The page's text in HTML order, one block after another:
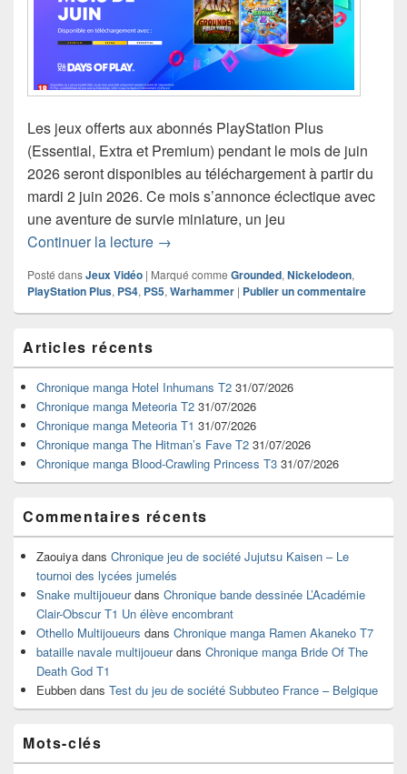
Les jeux offerts aux abonnés PlayStation Plus
(Essential, Extra et Premium) pendant le mois de juin
2026 seront disponibles au téléchargement à partir du
mardi 2 juin 2026. Ce mois s’annonce éclectique avec
une aventure de survie miniature, un jeu
Continuer la lecture PlayStation Plus – les jeux gratuits
→
Posté dansJeux Vidéo | Marqué comme Grounded, Nickelodeon,
PlayStation Plus, PS4, PS5, Warhammer | Publier un commentaire
principale
de
widget
pour
barre
latérale
Articles récents
Chronique manga Hotel Inhumans T2 31/07/2026
Chronique manga Meteoria T2 31/07/2026
Chronique manga Meteoria T1 31/07/2026
Chronique manga The Hitman’s Fave T2 31/07/2026
Chronique manga Blood-Crawling Princess T3 31/07/2026
Commentaires récents
Zaouiya dans Chronique jeu de société Jujutsu Kaisen – Le
tournoi des lycées jumelés
Snake multijoueurdans Chronique bande dessinée L’Académie
Clair-Obscur T1 Un élève encombrant
Othello Multijoueurs dans Chronique manga Ramen Akaneko T7
bataille navale multijoueurdans Chronique manga Bride Of The
Death God T1
Eubben dans Test du jeu de société Subbuteo France – Belgique
Mots-clés